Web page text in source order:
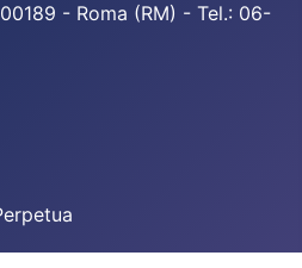
- Roma (RM) - Tel.: 06-